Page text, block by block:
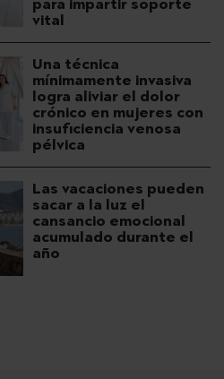
para impartir soporte
vital
Una técnica
mínimamente invasiva
logra aliviar el dolor
crónico en mujeres con
insuficiencia venosa
pélvica
Las vacaciones pueden
sacar a la luz el
cansancio emocional
acumulado durante el
año